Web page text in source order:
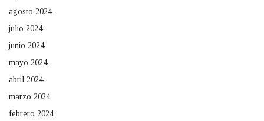
agosto 2024
julio 2024
junio 2024
mayo 2024
abril 2024
marzo 2024
febrero 2024